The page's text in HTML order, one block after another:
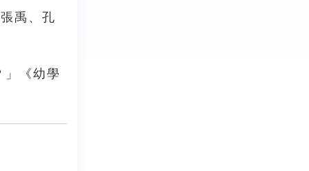
禹、孔
《幼學